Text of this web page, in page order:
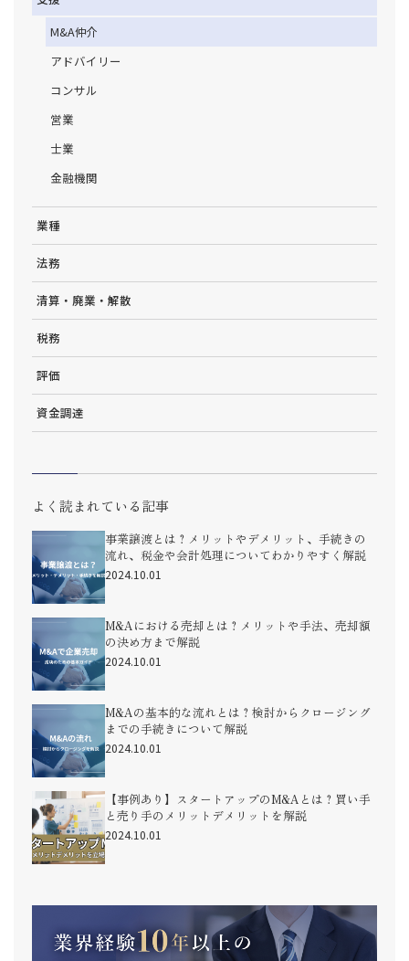
M&A仲介
アドバイリー
コンサル
営業
士業
金融機関
業種
法務
清算・廃業・解散
税務
評価
資金調達
よく読まれている記事
事業譲渡とは？メリットやデメリット、手続きの
流れ、税金や会計処理についてわかりやすく解説
2024.10.01
M&Aにおける売却とは？メリットや手法、売却額
の決め方まで解説
2024.10.01
M&Aの基本的な流れとは？検討からクロージング
までの手続きについて解説
2024.10.01
【事例あり】スタートアップのM&Aとは？買い手
と売り手のメリットデメリットを解説
2024.10.01